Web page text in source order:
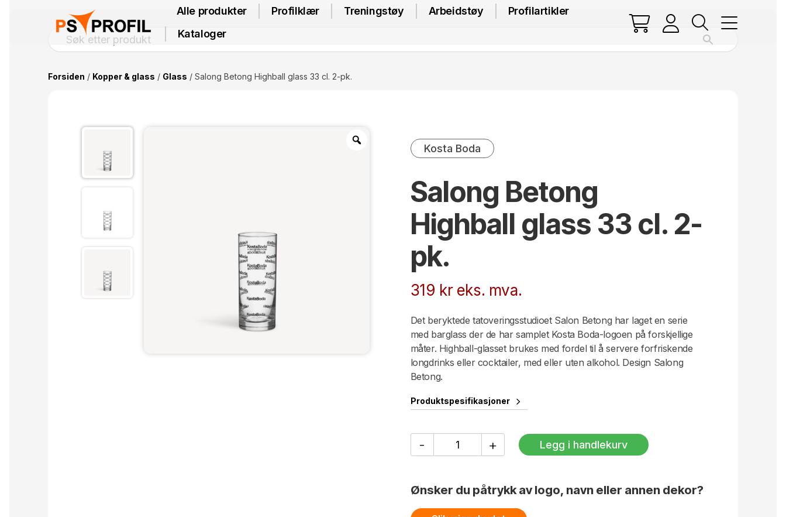
Alle produkter Profilklær Treningstøy Arbeidstøy
Profilartikler
Kataloger
Forsiden / Kopper & glass / Glass / Salong Betong Highball glass 33 cl. 2-pk.
Kosta Boda
Salong Betong
Highball glass 33 cl. 2-
pk.
319 kr eks. mva.
Det beryktede tatoveringsstudioet Salon Betong har laget en serie
med barglass der de har samplet Kosta Boda-logoen på forskjellige
måter. Highball-glasset brukes med fordel til å servere forfriskende
longdrinks eller cocktailer, med eller uten alkohol. Design Salong
Betong.
Produktspesifikasjoner
-
Betong
cl.
+ Legg i handlekurv
Ønsker du påtrykk av logo, navn eller annen dekor?